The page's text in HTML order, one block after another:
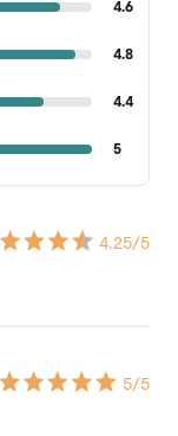
4.6
4.8
4.4
5
4.25/5
5/5